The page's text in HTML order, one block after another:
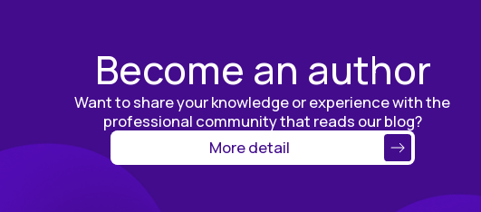
Become an author
Want to share your knowledge or experience with the
professional community that reads our blog?
More detail